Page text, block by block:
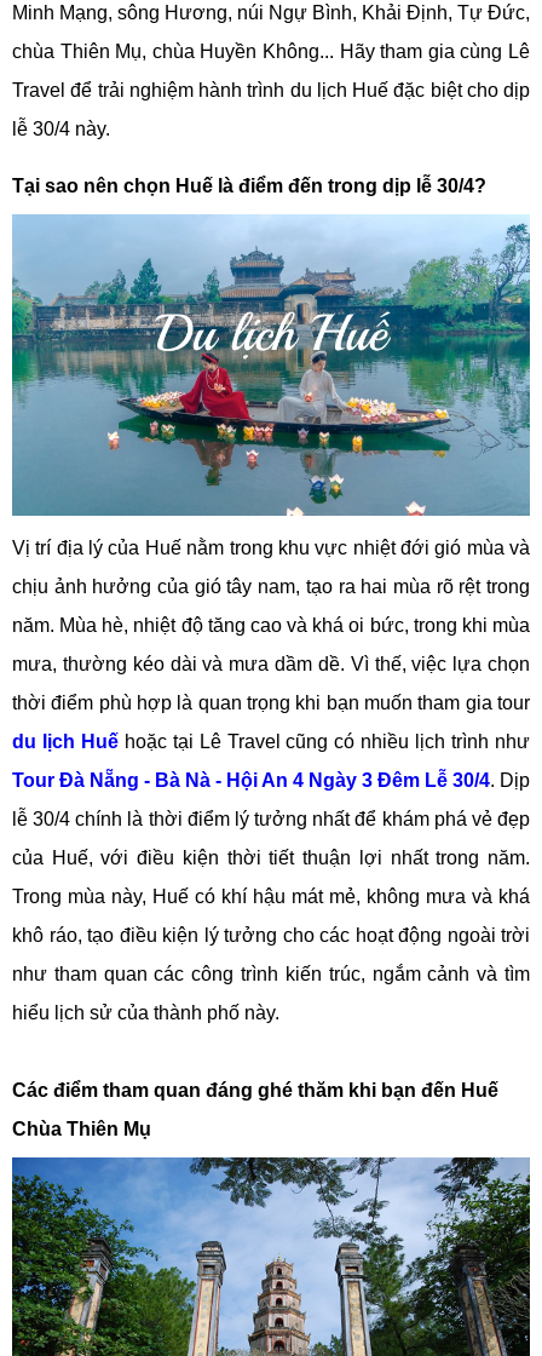
Minh Mạng, sông Hương, núi Ngự Bình, Khải Định, Tự Đức,
chùa Thiên Mụ, chùa Huyền Không... Hãy tham gia cùng Lê
Travel để trải nghiệm hành trình du lịch Huế đặc biệt cho dịp
lễ 30/4 này.
Tại sao nên chọn Huế là điểm đến trong dịp lễ 30/4?
Vị trí địa lý của Huế nằm trong khu vực nhiệt đới gió mùa và
chịu ảnh hưởng của gió tây nam, tạo ra hai mùa rõ rệt trong
năm. Mùa hè, nhiệt độ tăng cao và khá oi bức, trong khi mùa
mưa, thường kéo dài và mưa dầm dề. Vì thế, việc lựa chọn
thời điểm phù hợp là quan trọng khi bạn muốn tham gia tour
du lịch Huếhoặc tại Lê Travel cũng có nhiều lịch trình như
Tour Đà Nẵng - Bà Nà - Hội An 4 Ngày 3 Đêm Lễ 30/4. Dịp
lễ 30/4 chính là thời điểm lý tưởng nhất để khám phá vẻ đẹp
của Huế, với điều kiện thời tiết thuận lợi nhất trong năm.
Trong mùa này, Huế có khí hậu mát mẻ, không mưa và khá
khô ráo, tạo điều kiện lý tưởng cho các hoạt động ngoài trời
như tham quan các công trình kiến trúc, ngắm cảnh và tìm
hiểu lịch sử của thành phố này.
Các điểm tham quan đáng ghé thăm khi bạn đến Huế
Chùa Thiên Mụ